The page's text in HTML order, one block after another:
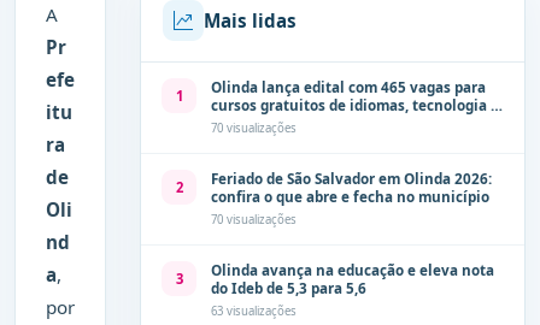
A
Pr
efe
itu
ra
de
Oli
nd
a,
por
Mais lidas
1
Olinda lança edital com 465 vagas para
cursos gratuitos de idiomas, tecnologia e
comunicação
70 visualizações
2
Feriado de São Salvador em Olinda 2026:
confira o que abre e fecha no município
70 visualizações
3
Olinda avança na educação e eleva nota
do Ideb de 5,3 para 5,6
63 visualizações